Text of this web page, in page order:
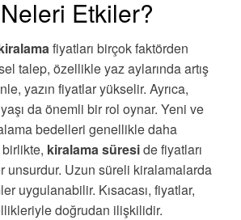
Etkiler?
fiyatları birçok faktörden
talep, özellikle yaz aylarında artış
yazın fiyatlar yükselir. Ayrıca,
da önemli bir rol oynar. Yeni ve
bedelleri genellikle daha
kiralama süreside fiyatları
unsurdur. Uzun süreli kiralamalarda
uygulanabilir. Kısacası, fiyatlar,
doğrudan ilişkilidir.